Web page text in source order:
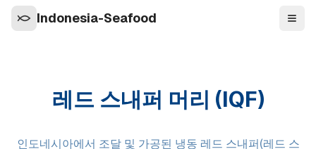
Indonesia-Seafood 탐색
레드 스내퍼 머리 (IQF)
인도네시아에서 조달 및 가공된 냉동 레드 스내퍼(레드 스